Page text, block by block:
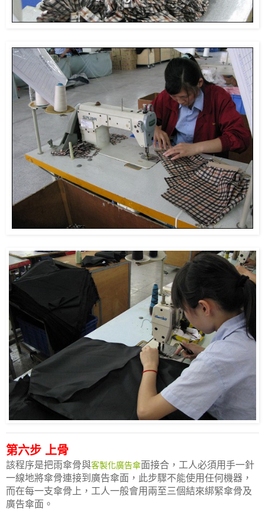
第六步 上骨
該程序是把雨傘骨與客製化廣告傘面接合，工人必須用手一針
一線地將傘骨連接到廣告傘面，此步驟不能使用任何機器，
而在每一支傘骨上，工人一般會用兩至三個結來綁緊傘骨及
廣告傘面。